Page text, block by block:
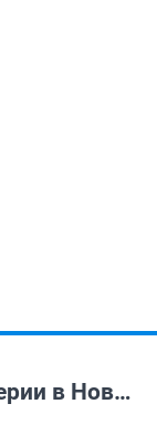
интернет-магазины парфюмерии в Новосибирске и не только.